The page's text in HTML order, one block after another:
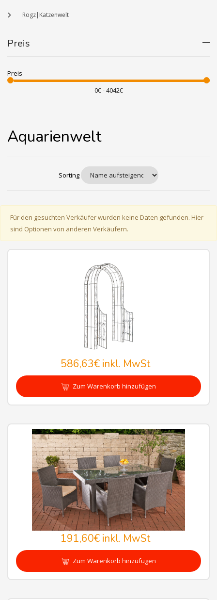
Rogz|Katzenwelt
Preis
Preis
Aquarienwelt
Sorting
Für den gesuchten Verkäufer wurden keine Daten gefunden. Hier
sind Optionen von anderen Verkäufern.
586,63€inkl. MwSt
Zum Warenkorb hinzufügen
191,60€inkl. MwSt
Zum Warenkorb hinzufügen